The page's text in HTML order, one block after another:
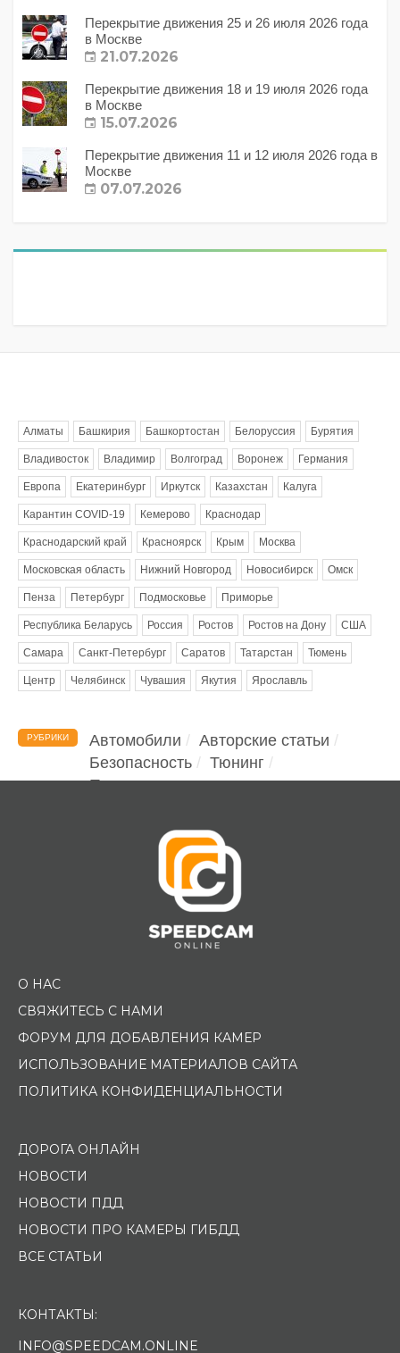
Перекрытие движения 25 и 26 июля 2026 года
в Москве
21.07.2026
Перекрытие движения 18 и 19 июля 2026 года
в Москве
15.07.2026
Перекрытие движения 11 и 12 июля 2026 года в
Москве
07.07.2026
Алматы Башкирия Башкортостан Белоруссия Бурятия
Владивосток Владимир Волгоград Воронеж Германия
Европа Екатеринбург Иркутск Казахстан Калуга
Карантин COVID-19 Кемерово Краснодар
Краснодарский край Красноярск Крым Москва
Московская область Нижний Новгород Новосибирск Омск
Пенза Петербург Подмосковье Приморье
Республика Беларусь Россия Ростов Ростов на Дону США
Самара Санкт-Петербург Саратов Татарстан Тюмень
Центр Челябинск Чувашия Якутия Ярославль
РУБРИКИ Автомобили
Авторские статьи
Безопасность
Тюнинг
Помощь водителю
О НАС
СВЯЖИТЕСЬ С НАМИ
ФОРУМ ДЛЯ ДОБАВЛЕНИЯ КАМЕР
ИСПОЛЬЗОВАНИЕ МАТЕРИАЛОВ САЙТА
ПОЛИТИКА КОНФИДЕНЦИАЛЬНОСТИ
ДОРОГА ОНЛАЙН
НОВОСТИ
НОВОСТИ ПДД
НОВОСТИ ПРО КАМЕРЫ ГИБДД
ВСЕ СТАТЬИ
КОНТАКТЫ:
INFO@SPEEDCAM.ONLINE